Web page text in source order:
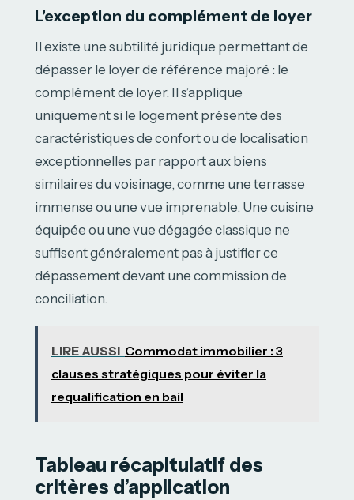
L’exception du complément de loyer
Il existe une subtilité juridique permettant de
dépasser le loyer de référence majoré : le
complément de loyer. Il s’applique
uniquement si le logement présente des
caractéristiques de confort ou de localisation
exceptionnelles par rapport aux biens
similaires du voisinage, comme une terrasse
immense ou une vue imprenable. Une cuisine
équipée ou une vue dégagée classique ne
suffisent généralement pas à justifier ce
dépassement devant une commission de
conciliation.
LIRE AUSSI Commodat immobilier : 3
clauses stratégiques pour éviter la
requalification en bail
Tableau récapitulatif des
critères d’application